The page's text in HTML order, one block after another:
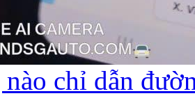
chỉ dẫn